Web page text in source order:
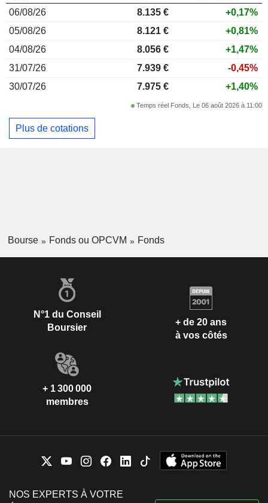
06/08/26
8.135 €
+0,17%
05/08/26
8.121 €
+0,81%
04/08/26
8.056 €
+1,47%
31/07/26
7.939 €
-0,45%
30/07/26
7.975 € +1,40%
Temps réel Fonds, Le 06 août 2026 à 11:00
Plus de cotations
Bourse Fonds ou OPCVM Fonds
N°1 du Conseil
Boursier
+ de 20 ans
à vos côtés
+ 1 300 000
membres
NOS EXPERTS À VOTRE